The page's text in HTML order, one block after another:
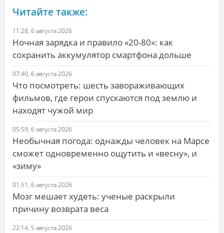
Читайте также:
11:28, 6 августа 2026
Ночная зарядка и правило «20-80»: как
сохранить аккумулятор смартфона дольше
07:40, 6 августа 2026
Что посмотреть: шесть завораживающих
фильмов, где герои спускаются под землю и
находят чужой мир
05:59, 6 августа 2026
Необычная погода: однажды человек на Марсе
сможет одновременно ощутить и «весну», и
«зиму»
01:51, 6 августа 2026
Мозг мешает худеть: ученые раскрыли
причину возврата веса
22:14, 5 августа 2026